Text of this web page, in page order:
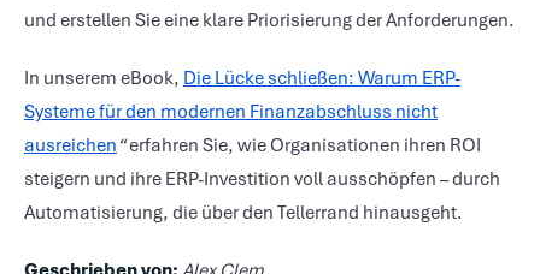
und erstellen Sie eine klare Priorisierung der Anforderungen.
In unserem eBook, Die Lücke schließen: Warum ERP-
Systeme für den modernen Finanzabschluss nicht
ausreichen “erfahren Sie, wie Organisationen ihren ROI
steigern und ihre ERP-Investition voll ausschöpfen – durch
Automatisierung, die über den Tellerrand hinausgeht.